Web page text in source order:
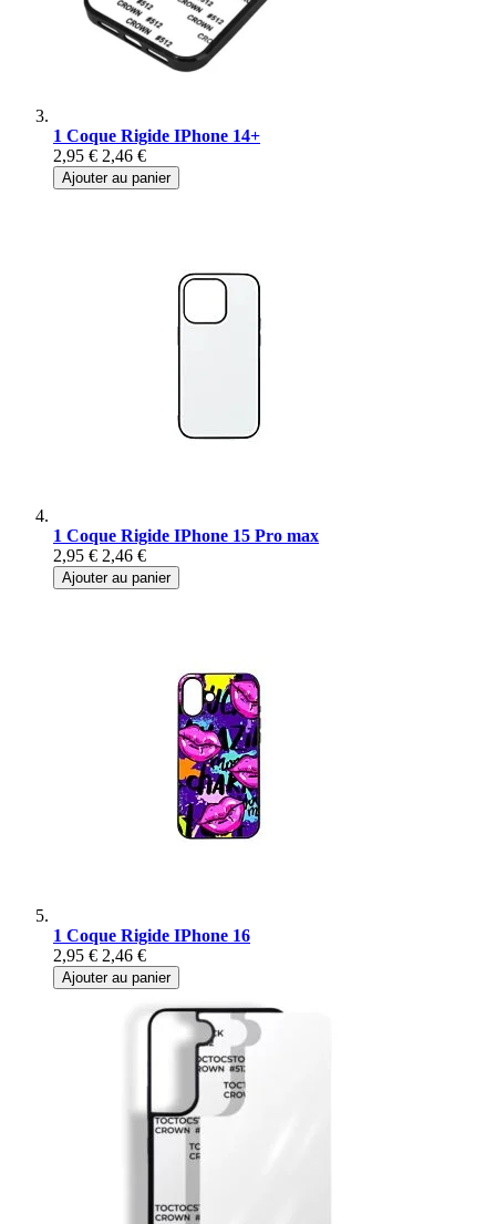
1 Coque Rigide IPhone 14+
2,95 € 2,46 €
Ajouter au panier
1 Coque Rigide IPhone 15 Pro max
2,95 € 2,46 €
Ajouter au panier
1 Coque Rigide IPhone 16
2,95 € 2,46 €
Ajouter au panier